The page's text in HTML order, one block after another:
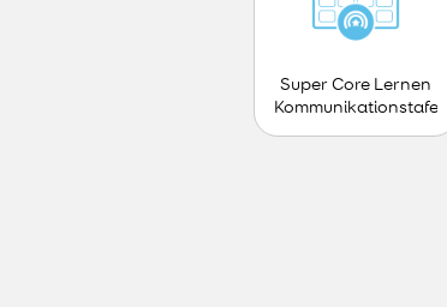
Super Core Lernen
Kommunikationstafel